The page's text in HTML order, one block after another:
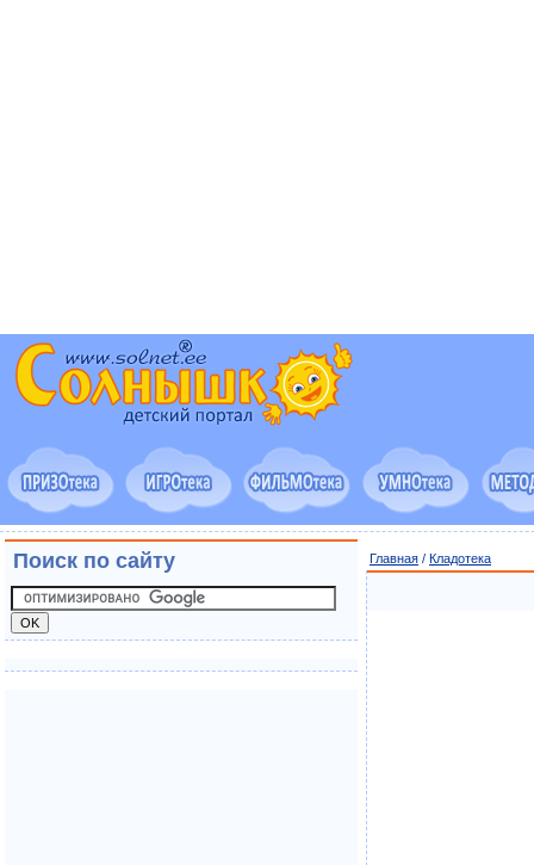
Главная / Кладотека
Поиск по сайту